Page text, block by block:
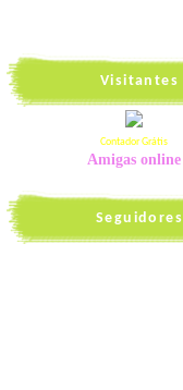
Visitantes
Contador Grátis
Amigas online
Seguidores